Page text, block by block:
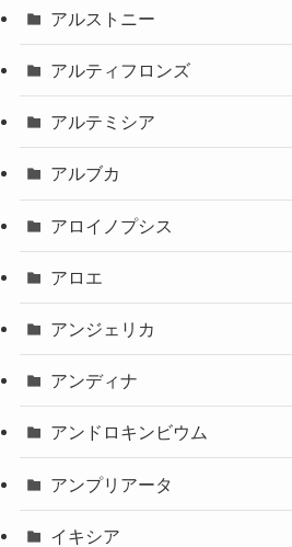
アルストニー
アルティフロンズ
アルテミシア
アルブカ
アロイノプシス
アロエ
アンジェリカ
アンディナ
アンドロキンビウム
アンプリアータ
イキシア